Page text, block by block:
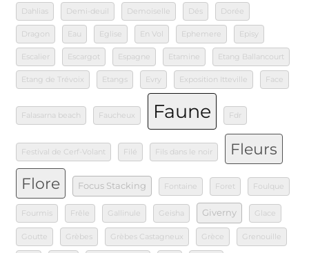
Dahlias Demi-deuil Demoiselle Dés Dorée
Dragon Eau Eglise En Vol Ephemere Episy
Escalier Escargot Espagne Etamine Etang Ballancourt
Etang de Trévoix Etangs Evry Exposition Itteville Face
Falasarna beach Faucheux Faune Fdr
Festival de Cerf-Volant Filé Fils dans le noir
Fleurs
Flore
Focus Stacking Fontaine Foret Foulque
Fourmis Frêle Gallinule Geisha Giverny Glace
Goutte Grèbes Grèbes Castagneux Grèce Grenouille